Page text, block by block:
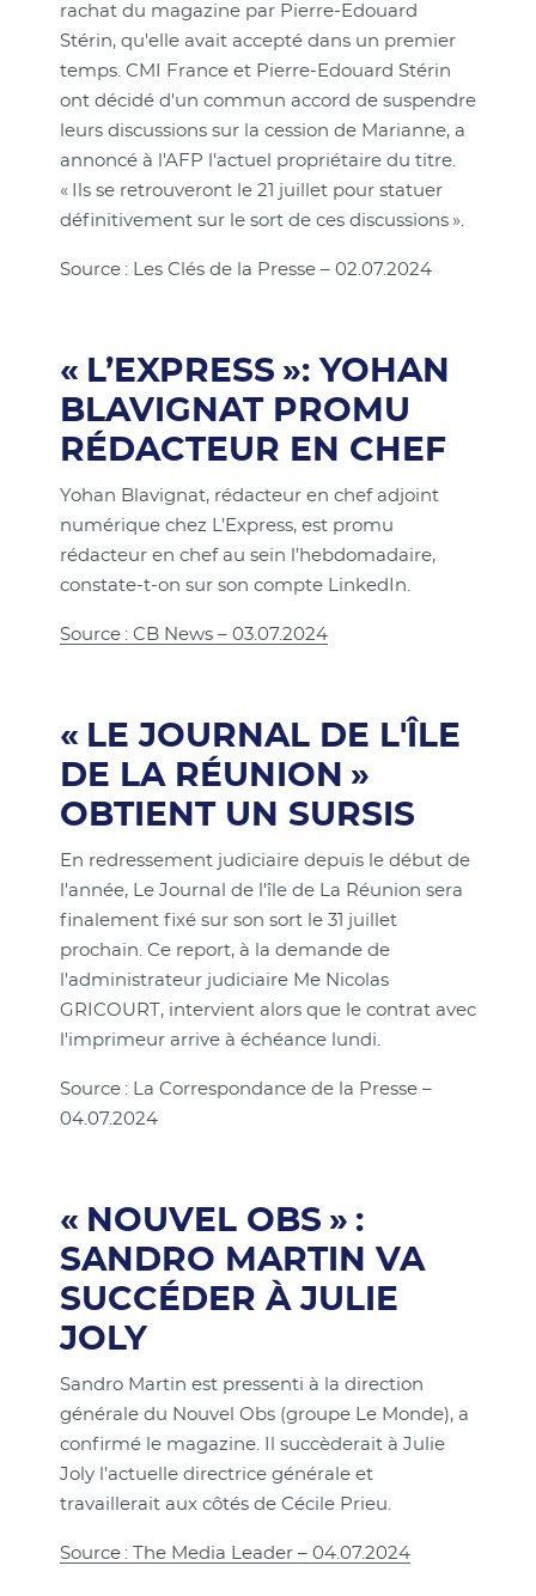
rachat du magazine par Pierre-Edouard
Stérin, qu'elle avait accepté dans un premier
temps. CMI France et Pierre-Edouard Stérin
ont décidé d'un commun accord de suspendre
leurs discussions sur la cession de Marianne, a
annoncé à l'AFP l'actuel propriétaire du titre.
« Ils se retrouveront le 21 juillet pour statuer
définitivement sur le sort de ces discussions ».
Source : Les Clés de la Presse – 02.07.2024
« L’EXPRESS »: YOHAN
BLAVIGNAT PROMU
RÉDACTEUR EN CHEF
Yohan Blavignat, rédacteur en chef adjoint
numérique chez L’Express, est promu
rédacteur en chef au sein l’hebdomadaire,
constate-t-on sur son compte LinkedIn.
Source : CB News – 03.07.2024
« LE JOURNAL DE L'ÎLE
DE LA RÉUNION »
OBTIENT UN SURSIS
En redressement judiciaire depuis le début de
l'année, Le Journal de l'île de La Réunion sera
finalement fixé sur son sort le 31 juillet
prochain. Ce report, à la demande de
l'administrateur judiciaire Me Nicolas
GRICOURT, intervient alors que le contrat avec
l'imprimeur arrive à échéance lundi.
Source : La Correspondance de la Presse –
04.07.2024
« NOUVEL OBS » :
SANDRO MARTIN VA
SUCCÉDER À JULIE
JOLY
Sandro Martin est pressenti à la direction
générale du Nouvel Obs (groupe Le Monde), a
confirmé le magazine. Il succèderait à Julie
Joly l’actuelle directrice générale et
travaillerait aux côtés de Cécile Prieu.
Source : The Media Leader – 04.07.2024